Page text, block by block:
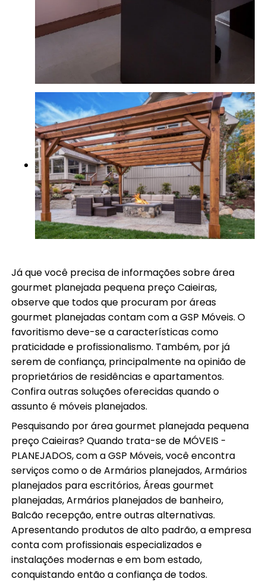
Já que você precisa de informações sobre área
gourmet planejada pequena preço Caieiras,
observe que todos que procuram por áreas
gourmet planejadas contam com a GSP Móveis. O
favoritismo deve-se a características como
praticidade e profissionalismo. Também, por já
serem de confiança, principalmente na opinião de
proprietários de residências e apartamentos.
Confira outras soluções oferecidas quando o
assunto é móveis planejados.
Pesquisando por área gourmet planejada pequena
preço Caieiras? Quando trata-se de MÓVEIS -
PLANEJADOS, com a GSP Móveis, você encontra
serviços como o de Armários planejados, Armários
planejados para escritórios, Áreas gourmet
planejadas, Armários planejados de banheiro,
Balcão recepção, entre outras alternativas.
Apresentando produtos de alto padrão, a empresa
conta com profissionais especializados e
instalações modernas e em bom estado,
conquistando então a confiança de todos.